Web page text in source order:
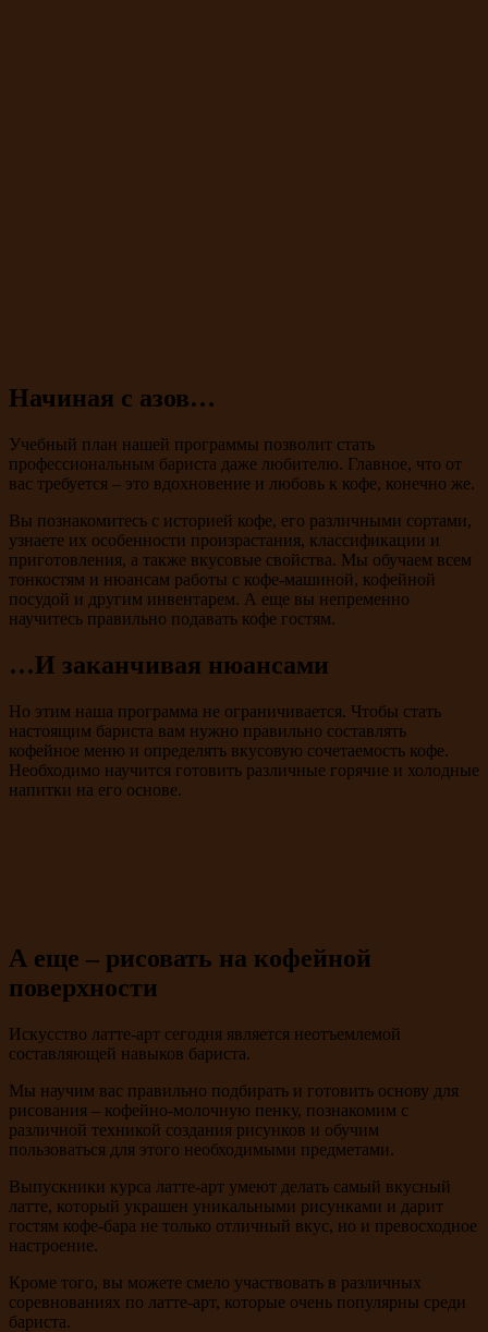
Начиная с азов…
Учебный план нашей программы позволит стать
профессиональным бариста даже любителю. Главное, что от
вас требуется – это вдохновение и любовь к кофе, конечно же.
Вы познакомитесь с историей кофе, его различными сортами,
узнаете их особенности произрастания, классификации и
приготовления, а также вкусовые свойства. Мы обучаем всем
тонкостям и нюансам работы с кофе-машиной, кофейной
посудой и другим инвентарем. А еще вы непременно
научитесь правильно подавать кофе гостям.
…И заканчивая нюансами
Но этим наша программа не ограничивается. Чтобы стать
настоящим бариста вам нужно правильно составлять
кофейное меню и определять вкусовую сочетаемость кофе.
Необходимо научится готовить различные горячие и холодные
напитки на его основе.
А еще – рисовать на кофейной
поверхности
Искусство латте-арт сегодня является неотъемлемой
составляющей навыков бариста.
Мы научим вас правильно подбирать и готовить основу для
рисования – кофейно-молочную пенку, познакомим с
различной техникой создания рисунков и обучим
пользоваться для этого необходимыми предметами.
Выпускники курса латте-арт умеют делать самый вкусный
латте, который украшен уникальными рисунками и дарит
гостям кофе-бара не только отличный вкус, но и превосходное
настроение.
Кроме того, вы можете смело участвовать в различных
соревнованиях по латте-арт, которые очень популярны среди
бариста.